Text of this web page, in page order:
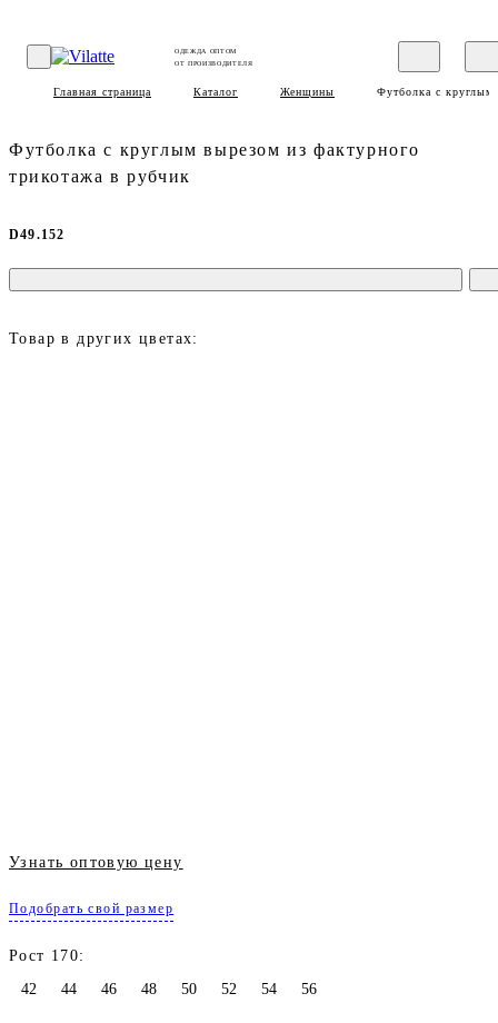
ОДЕЖДА ОПТОМ
ОТ ПРОИЗВОДИТЕЛЯ
Главная страница Каталог Женщины Футболка с круглым
Футболка с круглым вырезом из фактурного
трикотажа в рубчик
D49.152
Товар в других цветах:
Узнать оптовую цену
Подобрать свой размер
Рост 170:
42
44 46 48 50 52 54 56